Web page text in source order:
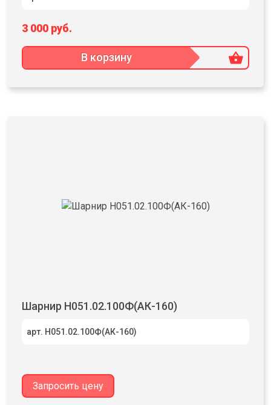
3 000 руб.
В корзину
Шарнир Н051.02.100Ф(АК-160)
арт. Н051.02.100Ф(АК-160)
Запросить цену